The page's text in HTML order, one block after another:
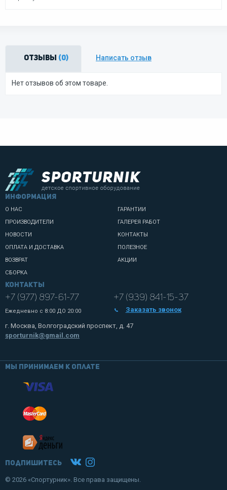
Отзывы (0) Написать отзыв
Нет отзывов об этом товаре.
информация
О НАС
ПРОИЗВОДИТЕЛИ
НОВОСТИ
ОПЛАТА И ДОСТАВКА
ВОЗВРАТ
СБОРКА
ГАРАНТИИ
ГАЛЕРЕЯ РАБОТ
КОНТАКТЫ
ПОЛЕЗНОЕ
АКЦИИ
Контакты
+7 (977) 897-61-77
Ежедневно с 8:00 ДО 20:00
+7 (939) 841-15-37
Заказать звонок
г. Москва, Волгоградский проспект, д. 47
sporturnik@gmail.com
© 2026 «Спортурник». Все права защищены.
Мы принимаем к оплате
Подпишитесь